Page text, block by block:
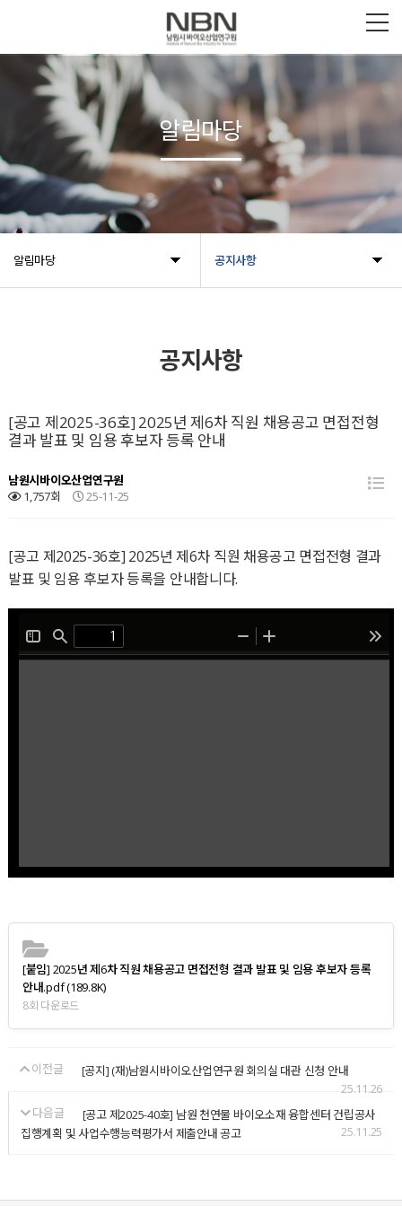
알림마당 공지사항
알림마당
공지사항
[공고 제2025-36호] 2025년 제6차 직원 채용공고 면접전형
결과 발표 및 임용 후보자 등록 안내
남원시바이오산업연구원
1,757회
25-11-25
[공고 제2025-36호] 2025년 제6차 직원 채용공고 면접전형 결과
발표 및 임용 후보자 등록을 안내합니다.
[붙임] 2025년 제6차 직원 채용공고 면접전형 결과 발표 및 임용 후보자 등록
안내.pdf(189.8K)
8회 다운로드
이전글
[공지] (재)남원시바이오산업연구원 회의실 대관 신청 안내
25.11.26
다음글
[공고 제2025-40호] 남원 천연물 바이오소재 융합센터 건립공사
집행계획 및 사업수행능력평가서 제출안내 공고
25.11.25